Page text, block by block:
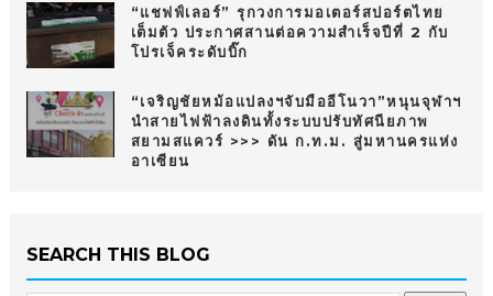
“แชฟฟ์เลอร์” รุกวงการมอเตอร์สปอร์ตไทย
เต็มตัว ประกาศสานต่อความสำเร็จปีที่ 2 กับ
โปรเจ็คระดับบิ๊ก
“เจริญชัยหม้อแปลงฯจับมืออีโนวา”หนุนจุฬาฯ
นำสายไฟฟ้าลงดินทั้งระบบปรับทัศนียภาพ
สยามสแควร์ >>> ดัน ก.ท.ม. สู่มหานครแห่ง
อาเซียน
SEARCH THIS BLOG